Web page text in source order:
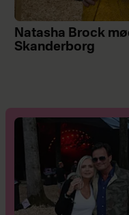
Natasha Brock
Skanderborg